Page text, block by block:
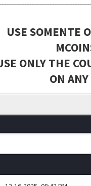
USE SOMENTE
ONLY THE
ON